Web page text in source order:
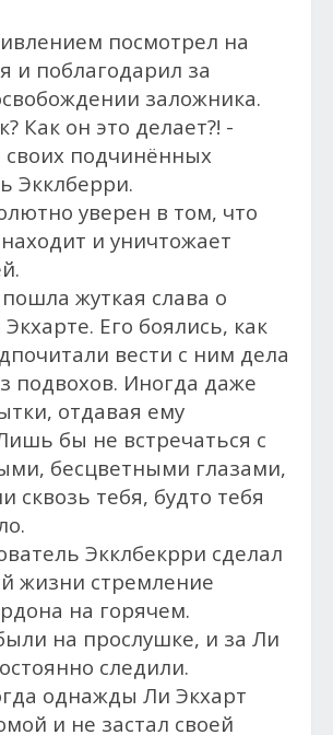
посмотрел на
и поблагодарил за
заложника.
Как он это делает?! -
подчинённых
Экклберри.
уверен в том, что
и уничтожает
жуткая слава о
Его боялись, как
вести с ним дела
подвохов. Иногда даже
отдавая ему
бы не встречаться с
бесцветными глазами,
сквозь тебя, будто тебя
Экклбекрри сделал
жизни стремление
на горячем.
на прослушке, и за Ли
следили.
однажды Ли Экхарт
и не застал своей